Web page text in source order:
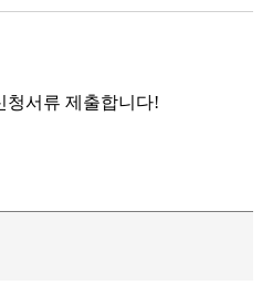
청서류 제출합니다!